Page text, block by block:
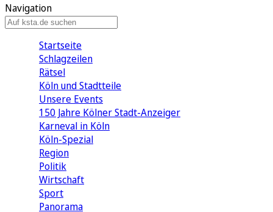
Navigation
Startseite
Schlagzeilen
Rätsel
Köln und Stadtteile
Unsere Events
150 Jahre Kölner Stadt-Anzeiger
Karneval in Köln
Köln-Spezial
Region
Politik
Wirtschaft
Sport
Panorama